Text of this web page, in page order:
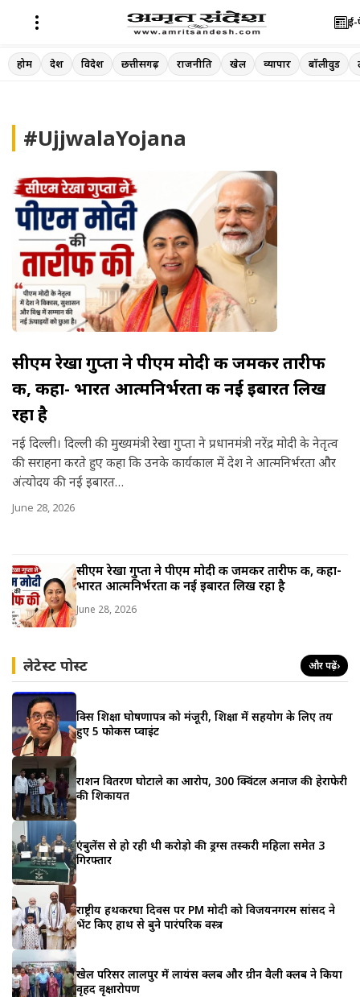
Skip
to
ई-
होम देश विदेश छत्तीसगढ़ राजनीति खेल व्यापार बॉलीवुड
#UjjwalaYojana
सीएम रेखा गुप्ता ने पीएम मोदी की जमकर तारीफ
की, कहा- भारत आत्मनिर्भरता की नई इबारत लिख
रहा है
नई दिल्ली। दिल्ली की मुख्यमंत्री रेखा गुप्ता ने प्रधानमंत्री नरेंद्र मोदी के नेतृत्व
की सराहना करते हुए कहा कि उनके कार्यकाल में देश ने आत्मनिर्भरता और
अंत्योदय की नई इबारत…
June 28, 2026
सीएम रेखा गुप्ता ने पीएम मोदी की जमकर तारीफ की, कहा-
भारत आत्मनिर्भरता की नई इबारत लिख रहा है
June 28, 2026
लेटेस्ट पोस्ट और पढ़ें›
ब्रिक्स शिक्षा घोषणापत्र को मंजूरी, शिक्षा में सहयोग के लिए तय
हुए 5 फोकस प्वाइंट
राशन वितरण घोटाले का आरोप, 300 क्विंटल अनाज की हेराफेरी
की शिकायत
एंबुलेंस से हो रही थी करोड़ो की ड्रग्स तस्करी महिला समेत 3
गिरफ्तार
राष्ट्रीय हथकरघा दिवस पर PM मोदी को विजयनगरम सांसद ने
भेंट किए हाथ से बुने पारंपरिक वस्त्र
खेल परिसर लालपुर में लायंस क्लब और ग्रीन वैली क्लब ने किया
वृहद वृक्षारोपण